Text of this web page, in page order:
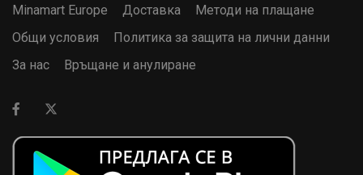
Minamart Europe Доставка
Методи на плащане
Общи условия
Политика за защита на лични данни
За нас
Връщане и анулиране